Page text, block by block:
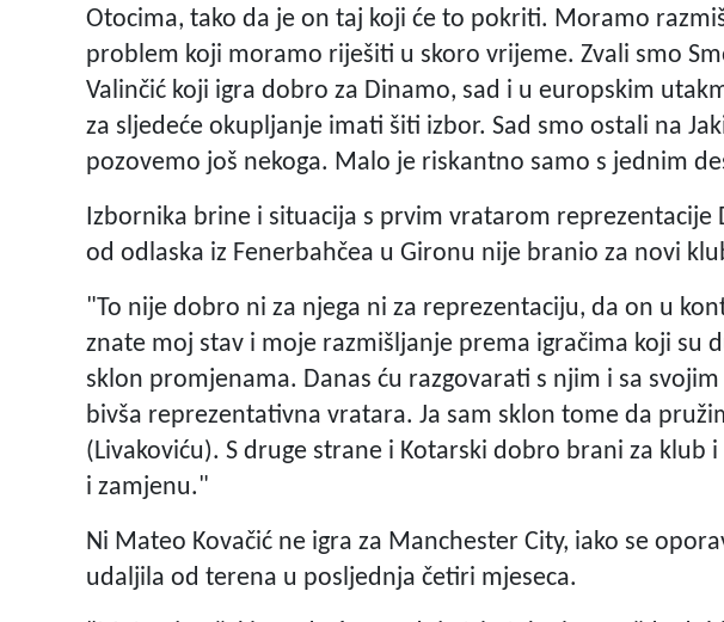
Otocima, tako da je on taj koji će to pokriti. Moramo
problem koji moramo riješiti u skoro vrijeme. Zvali smo
Valinčić koji igra dobro za Dinamo, sad i u europskim
za sljedeće okupljanje imati šiti izbor. Sad smo ostali na
pozovemo još nekoga. Malo je riskantno samo s jednim
Izbornika brine i situacija s prvim vratarom reprezentacije
od odlaska iz Fenerbahčea u Gironu nije branio za novi
"To nije dobro ni za njega ni za reprezentaciju, da on u
znate moj stav i moje razmišljanje prema igračima koji su
sklon promjenama. Danas ću razgovarati s njim i sa
bivša reprezentativna vratara. Ja sam sklon tome da
(Livakoviću). S druge strane i Kotarski dobro brani za klub
i zamjenu."
Ni Mateo Kovačić ne igra za Manchester City, iako se
udaljila od terena u posljednja četiri mjeseca.